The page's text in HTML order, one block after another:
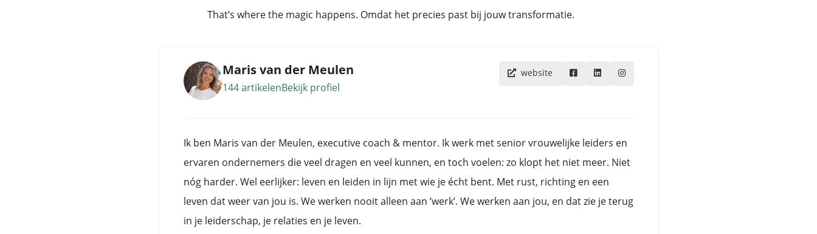
That’s where the magic happens. Omdat het precies past bij jouw transformatie.
Maris van der Meulen
144 artikelenBekijk profiel
website
Ik ben Maris van der Meulen, executive coach & mentor. Ik werk met senior vrouwelijke leiders en
ervaren ondernemers die veel dragen en veel kunnen, en toch voelen: zo klopt het niet meer. Niet
nóg harder. Wel eerlijker: leven en leiden in lijn met wie je écht bent. Met rust, richting en een
leven dat weer van jou is. We werken nooit alleen aan ‘werk’. We werken aan jou, en dat zie je terug
in je leiderschap, je relaties en je leven.